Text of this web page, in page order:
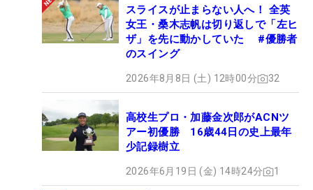
スライスが止まらない人へ！ 全英
女王・桑木志帆は切り返しで「左ヒ
ザ」を先に動かしていた #優勝者
のスイング
2026年8月8日 (土) 12時00分 32
高校生プロ・加藤金次郎がACNツ
アー初優勝 16歳44日の史上最年
少記録樹立
2026年6月19日 (金) 14時24分 1